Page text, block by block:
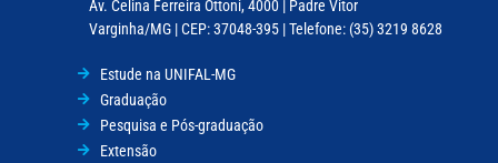
Av. Celina Ferreira Ottoni, 4000 | Padre Vitor
Varginha/MG | CEP: 37048-395 | Telefone: (35) 3219 8628
Estude na UNIFAL-MG
Graduação
Pesquisa e Pós-graduação
Extensão